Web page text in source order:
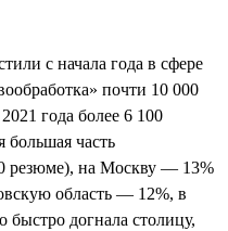
с начала года в сфере
почти 10 000
года более 6 100
большая часть
резюме), на Москву — 13%
область — 12%, в
быстро догнала столицу,